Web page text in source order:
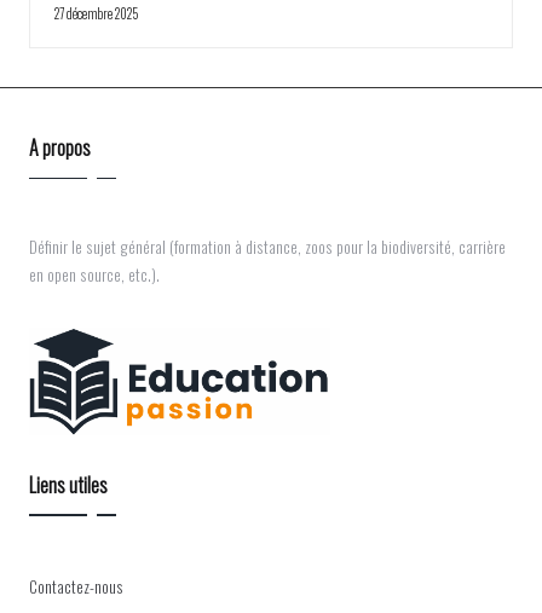
27 décembre 2025
A propos
Définir le sujet général (formation à distance, zoos pour la biodiversité, carrière
en open source, etc.).
Liens utiles
Contactez-nous